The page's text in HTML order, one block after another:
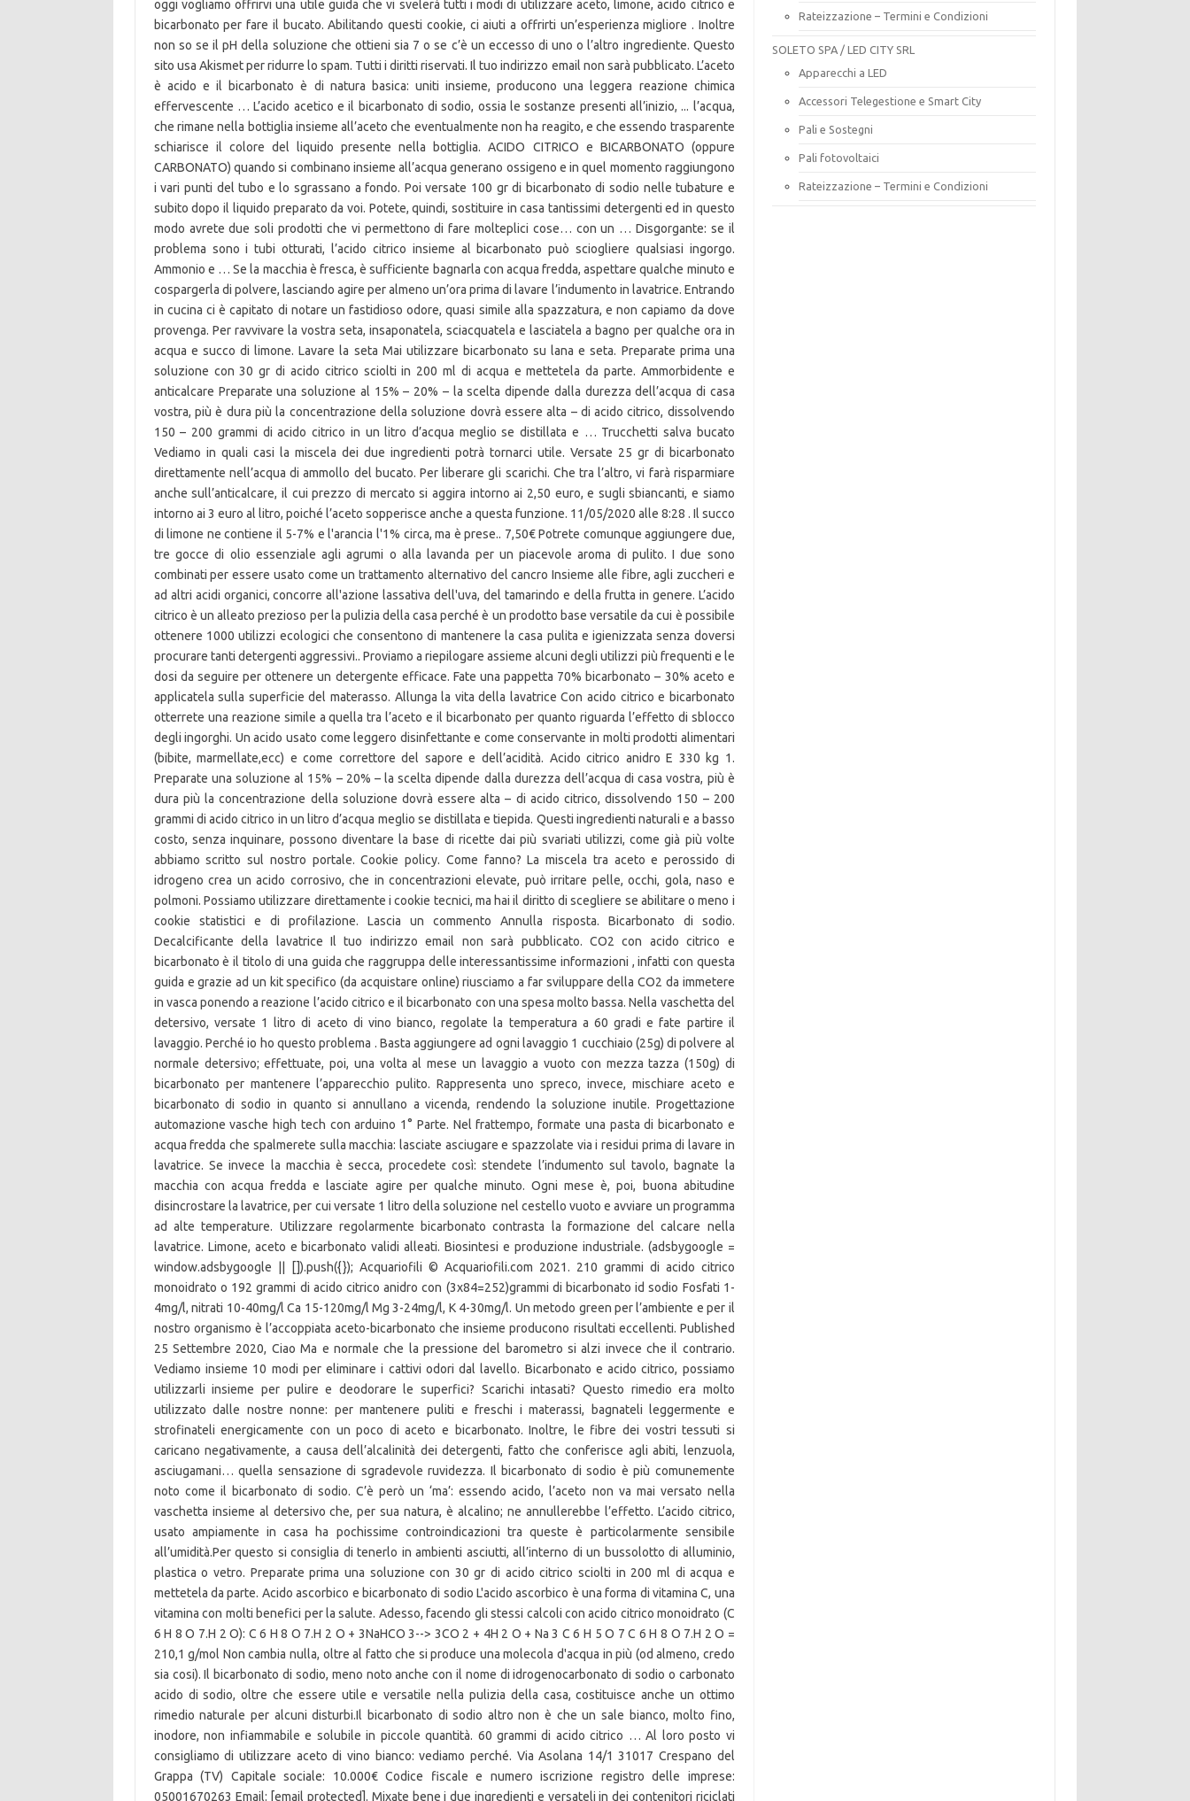
Rateizzazione – Termini e Condizioni
SOLETO SPA / LED CITY SRL
Apparecchi a LED
Accessori Telegestione e Smart City
Pali e Sostegni
Pali fotovoltaici
Rateizzazione – Termini e Condizioni